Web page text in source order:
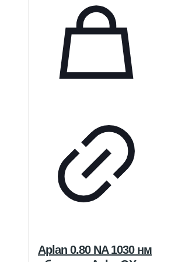
Aplan 0.80 NA 1030 нм